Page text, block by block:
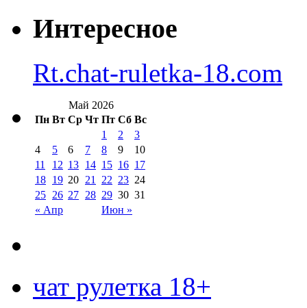
Интересное
Rt.chat-ruletka-18.com
Май 2026
Пн Вт Ср Чт Пт Сб Вс
« Апр Июн »
1 2
3
4
5 6 7 8 9
10
11
12 13 14 15 16 17
18 19 20 21 22 23 24
25 26 27 28 29 30 31
чат рулетка 18+